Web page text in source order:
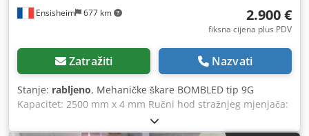
Ensisheim 677 km 2.900 €
fiksna cijena plus PDV
Zatražiti Nazvati
Stanje: rabljeno, Mehaničke škare BOMBLED tip 9G
Kapacitet: 2500 mm x 4 mm Ručni hod stražnjeg mjenjača:
500 mm Isporučuje se s 2 graničnika prednje duljine
Napon: 380 V Dimenzije (D x Š x V): 4000 x 1500 x 1500 mm